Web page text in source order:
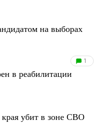
на выборах
1
в реабилитации
убит в зоне СВО